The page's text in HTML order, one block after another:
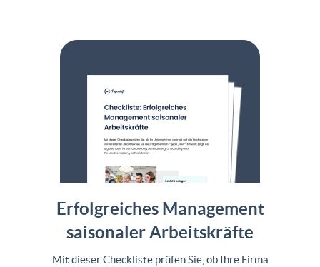
Erfolgreiches Management
saisonaler Arbeitskräfte
Mit dieser Checkliste prüfen Sie, ob Ihre Firma